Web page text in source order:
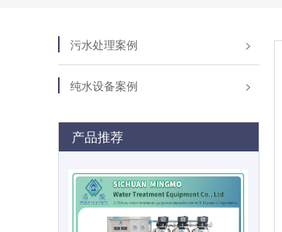
污水处理案例
纯水设备案例
产品推荐